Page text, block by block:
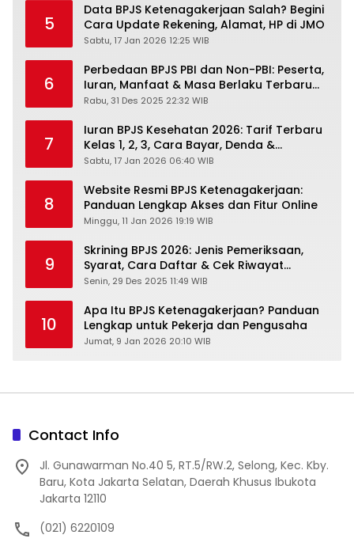
5
Data BPJS Ketenagakerjaan Salah? Begini
Cara Update Rekening, Alamat, HP di JMO
Sabtu, 17 Jan 2026 12:25 WIB
6
Perbedaan BPJS PBI dan Non-PBI: Peserta,
Iuran, Manfaat & Masa Berlaku Terbaru
2026
Rabu, 31 Des 2025 22:32 WIB
7
Iuran BPJS Kesehatan 2026: Tarif Terbaru
Kelas 1, 2, 3, Cara Bayar, Denda &
Panduan Lengkap Peserta JKN-KIS
Sabtu, 17 Jan 2026 06:40 WIB
8
Website Resmi BPJS Ketenagakerjaan:
Panduan Lengkap Akses dan Fitur Online
Minggu, 11 Jan 2026 19:19 WIB
9
Skrining BPJS 2026: Jenis Pemeriksaan,
Syarat, Cara Daftar & Cek Riwayat
Kesehatan Gratis
Senin, 29 Des 2025 11:49 WIB
10
Apa Itu BPJS Ketenagakerjaan? Panduan
Lengkap untuk Pekerja dan Pengusaha
Jumat, 9 Jan 2026 20:10 WIB
Contact Info
Jl. Gunawarman No.40 5, RT.5/RW.2, Selong, Kec. Kby.
Baru, Kota Jakarta Selatan, Daerah Khusus Ibukota
Jakarta 12110
(021) 6220109